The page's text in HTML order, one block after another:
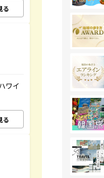
る
ワイ
る